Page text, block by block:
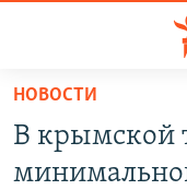
Вернуться
основному
содержанию
СПЕЦПРОЕКТЫ
НОВОСТИ
В крымской